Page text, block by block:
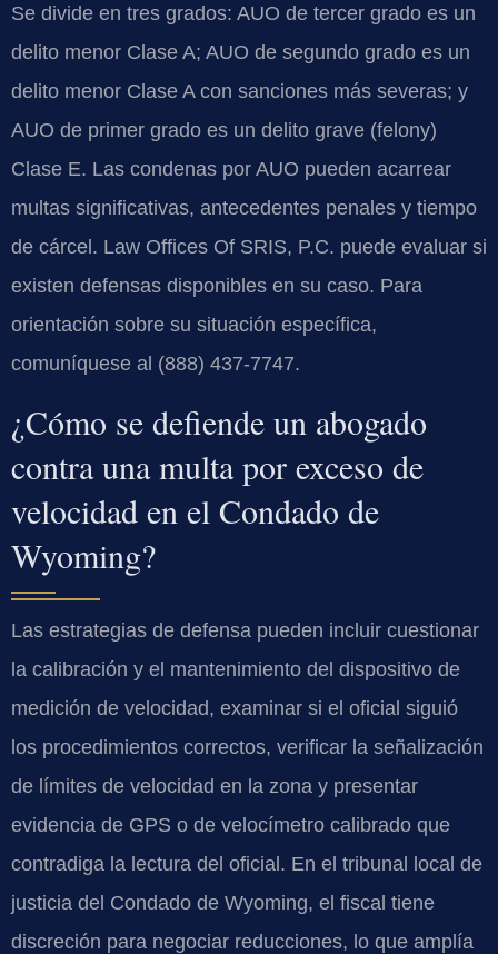
Se divide en tres grados: AUO de tercer grado es un
delito menor Clase A; AUO de segundo grado es un
delito menor Clase A con sanciones más severas; y
AUO de primer grado es un delito grave (felony)
Clase E. Las condenas por AUO pueden acarrear
multas significativas, antecedentes penales y tiempo
de cárcel. Law Offices Of SRIS, P.C. puede evaluar si
existen defensas disponibles en su caso. Para
orientación sobre su situación específica,
comuníquese al (888) 437-7747.
¿Cómo se defiende un abogado
contra una multa por exceso de
velocidad en el Condado de
Wyoming?
Las estrategias de defensa pueden incluir cuestionar
la calibración y el mantenimiento del dispositivo de
medición de velocidad, examinar si el oficial siguió
los procedimientos correctos, verificar la señalización
de límites de velocidad en la zona y presentar
evidencia de GPS o de velocímetro calibrado que
contradiga la lectura del oficial. En el tribunal local de
justicia del Condado de Wyoming, el fiscal tiene
discreción para negociar reducciones, lo que amplía